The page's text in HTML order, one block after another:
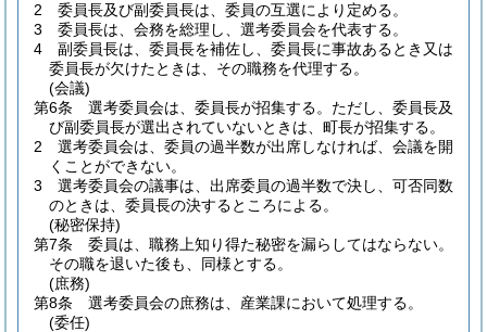
2
委員長及び副委員長は、委員の互選により定める。
3
委員長は、会務を総理し、選考委員会を代表する。
4
副委員長は、委員長を補佐し、委員長に事故あるとき又は
委員長が欠けたときは、その職務を代理する。
(会議)
第6条
選考委員会は、委員長が招集する。 ただし、委員長及
び副委員長が選出されていないときは、町長が招集する。
2
選考委員会は、委員の過半数が出席しなければ、会議を開
くことができない。
3
選考委員会の議事は、出席委員の過半数で決し、可否同数
のときは、委員長の決するところによる。
(秘密保持)
第7条
委員は、職務上知り得た秘密を漏らしてはならない。
その職を退いた後も、同様とする。
(庶務)
第8条
選考委員会の庶務は、産業課において処理する。
(委任)